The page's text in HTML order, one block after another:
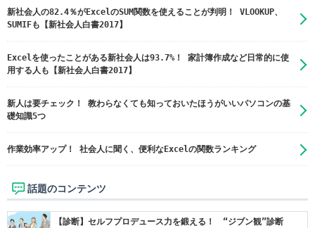
新社会人の82.4％がExcelのSUM関数を使えることが判明！ VLOOKUP、
SUMIFも【新社会人白書2017】
Excelを使ったことがある新社会人は93.7%！ 家計簿作成など日常的に使
用する人も【新社会人白書2017】
新人は要チェック！ 教わらなくても知っておいたほうがいいパソコンの基
礎知識5つ
作業効率アップ！ 社会人に聞く、便利なExcelの関数ランキング
話題のコンテンツ
【診断】セルフプロデュース力を鍛える！ “ジブン観”診断